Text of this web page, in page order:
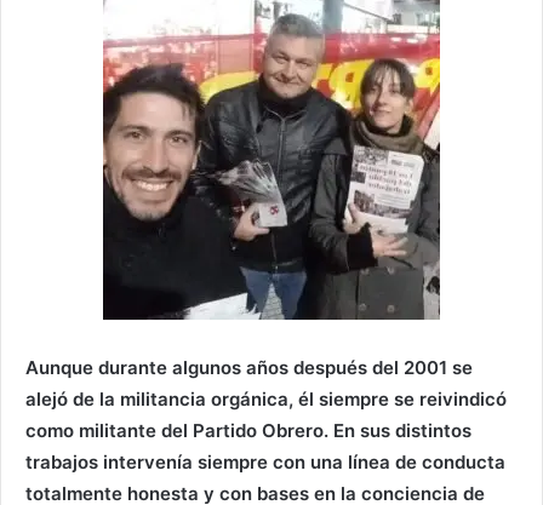
Aunque durante algunos años después del 2001 se
alejó de la militancia orgánica, él siempre se reivindicó
como militante del Partido Obrero. En sus distintos
trabajos intervenía siempre con una línea de conducta
totalmente honesta y con bases en la conciencia de